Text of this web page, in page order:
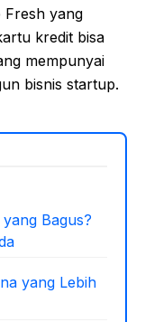
Fresh yang
kredit bisa
mempunyai
bisnis startup.
Bagus?
yang Lebih